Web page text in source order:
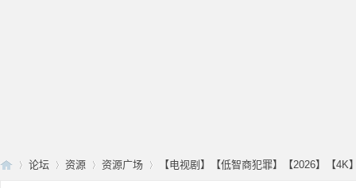
论坛 资源 资源广场 【电视剧】【低智商犯罪】【2026】【4K